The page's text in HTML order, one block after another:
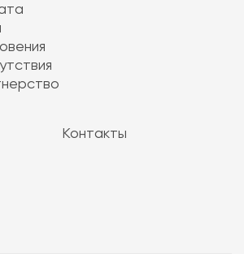
Контакты